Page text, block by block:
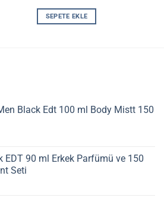
SEPETE EKLE
Black Edt 100 ml Body Mistt 150
EDT 90 ml Erkek Parfümü ve 150
Seti